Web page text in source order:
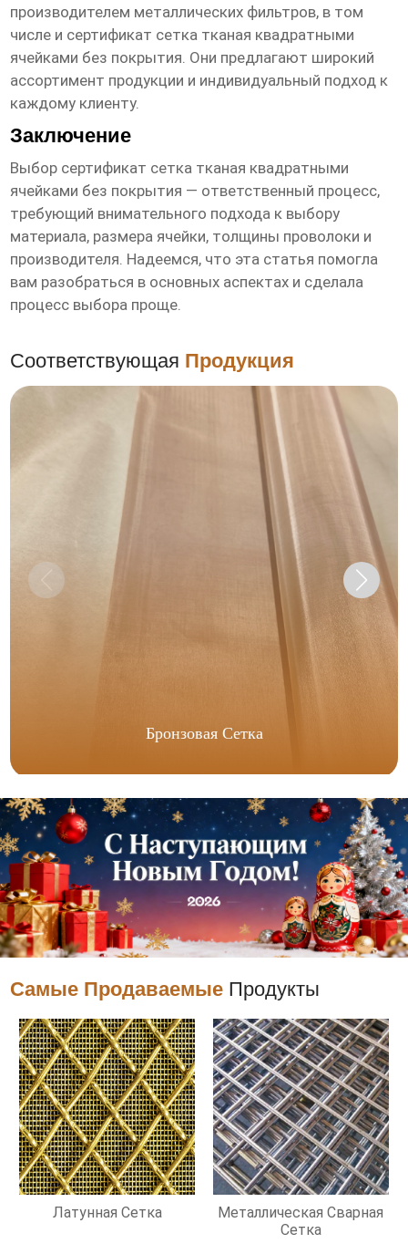
производителем металлических фильтров, в том
числе и сертификат сетка тканая квадратными
ячейками без покрытия. Они предлагают широкий
ассортимент продукции и индивидуальный подход к
каждому клиенту.
Заключение
Выбор сертификат сетка тканая квадратными
ячейками без покрытия — ответственный процесс,
требующий внимательного подхода к выбору
материала, размера ячейки, толщины проволоки и
производителя. Надеемся, что эта статья помогла
вам разобраться в основных аспектах и сделала
процесс выбора проще.
Соответствующая Продукция
Бронзовая Сетка
Самые Продаваемые Продукты
Латунная Сетка
Металлическая Сварная
Сетка